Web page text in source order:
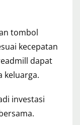
tombol
kecepatan
dapat
keluarga.
investasi